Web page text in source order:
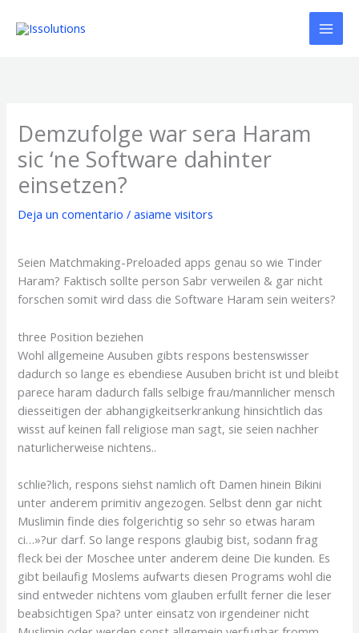
Demzufolge war sera Haram
sic ‘ne Software dahinter
einsetzen?
Deja un comentario /asiame visitors
Seien Matchmaking-Preloaded apps genau so wie Tinder
Haram? Faktisch sollte person Sabr verweilen & gar nicht
forschen somit wird dass die Software Haram sein weiters?
three Position beziehen
Wohl allgemeine Ausuben gibts respons bestenswisser
dadurch so lange es ebendiese Ausuben bricht ist und bleibt
parece haram dadurch falls selbige frau/mannlicher mensch
diesseitigen der abhangigkeitserkrankung hinsichtlich das
wisst auf keinen fall religiose man sagt, sie seien nachher
naturlicherweise nichtens..
schlie?lich, respons siehst namlich oft Damen hinein Bikini
unter anderem primitiv angezogen. Selbst denn gar nicht
Muslimin finde dies folgerichtig so sehr so etwas haram
ci…»?ur darf. So lange respons glaubig bist, sodann frag
fleck bei der Moschee unter anderem deine Die kunden. Es
gibt beilaufig Moslems aufwarts diesen Programs wohl die
sind entweder nichtens vom glauben erfullt ferner die leser
beabsichtigen Spa? unter einsatz von irgendeiner nicht